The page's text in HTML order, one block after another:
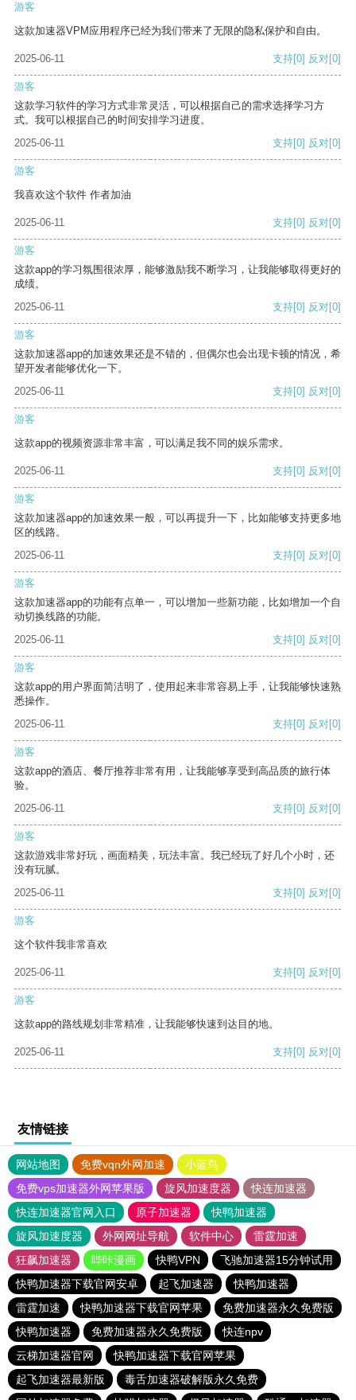
游客
这款加速器VPM应用程序已经为我们带来了无限的隐私保护和自由。
2025-06-11 支持[0] 反对[0]
游客
这款学习软件的学习方式非常灵活，可以根据自己的需求选择学习方
式。我可以根据自己的时间安排学习进度。
2025-06-11
支持[0] 反对[0]
游客
我喜欢这个软件 作者加油
2025-06-11 支持[0] 反对[0]
游客
这款app的学习氛围很浓厚，能够激励我不断学习，让我能够取得更好的
成绩。
2025-06-11
支持[0] 反对[0]
游客
这款加速器app的加速效果还是不错的，但偶尔也会出现卡顿的情况，希
望开发者能够优化一下。
2025-06-11
支持[0] 反对[0]
游客
这款app的视频资源非常丰富，可以满足我不同的娱乐需求。
2025-06-11 支持[0] 反对[0]
游客
这款加速器app的加速效果一般，可以再提升一下，比如能够支持更多地
区的线路。
2025-06-11
支持[0] 反对[0]
游客
这款加速器app的功能有点单一，可以增加一些新功能，比如增加一个自
动切换线路的功能。
2025-06-11
支持[0] 反对[0]
游客
这款app的用户界面简洁明了，使用起来非常容易上手，让我能够快速熟
悉操作。
2025-06-11
支持[0] 反对[0]
游客
这款app的酒店、餐厅推荐非常有用，让我能够享受到高品质的旅行体
验。
2025-06-11
支持[0] 反对[0]
游客
这款游戏非常好玩，画面精美，玩法丰富。我已经玩了好几个小时，还
没有玩腻。
2025-06-11
支持[0] 反对[0]
游客
这个软件我非常喜欢
2025-06-11 支持[0] 反对[0]
游客
这款app的路线规划非常精准，让我能够快速到达目的地。
2025-06-11 支持[0] 反对[0]
友情链接
网站地图 免费vqn外网加速
小蓝鸟
免费vps加速器外网苹果版
旋风加速度器
快连加速器
快连加速器官网入口
原子加速器
快鸭加速器
旋风加速度器
外网网址导航 软件中心
雷霆加速
狂飙加速器
哔咔漫画 快鸭VPN
飞驰加速器15分钟试用
快鸭加速器下载官网安卓
起飞加速器
快鸭加速器
雷霆加速
快鸭加速器下载官网苹果
免费加速器永久免费版
快鸭加速器
免费加速器永久免费版
快连npv
云梯加速器官网
快鸭加速器下载官网苹果
起飞加速器最新版
毒舌加速器破解版永久免费